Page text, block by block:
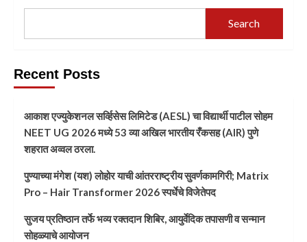
Search
Recent Posts
आकाश एज्युकेशनल सर्व्हिसेस लिमिटेड (AESL) चा विद्यार्थी पाटील सोहम
NEET UG 2026 मध्ये 53 व्या अखिल भारतीय रँकसह (AIR) पुणे
शहरात अव्वल ठरला.
पुण्याच्या मंगेश (यश) लोहोर याची आंतरराष्ट्रीय सुवर्णकामगिरी; Matrix
Pro – Hair Transformer 2026 स्पर्धेचे विजेतेपद
सुजय प्रतिष्ठान तर्फे भव्य रक्तदान शिबिर, आयुर्वेदिक तपासणी व सन्मान
सोहळ्याचे आयोजन